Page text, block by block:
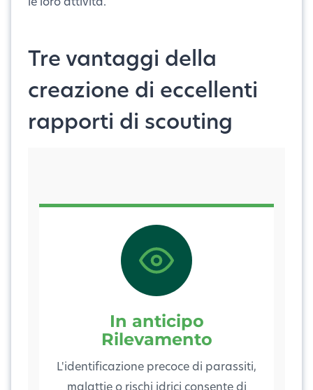
Tre vantaggi della
creazione di eccellenti
rapporti di scouting
In anticipo
Rilevamento
L'identificazione precoce di parassiti,
malattie o rischi idrici consente di